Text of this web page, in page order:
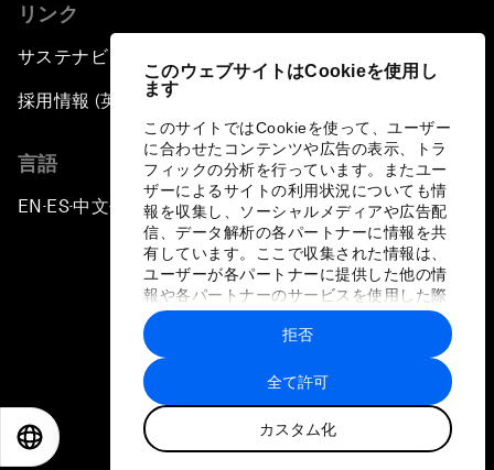
このウェブサイトはCookieを使用し
ます
このサイトではCookieを使って、ユーザー
に合わせたコンテンツや広告の表示、トラ
フィックの分析を行っています。またユー
ザーによるサイトの利用状況についても情
報を収集し、ソーシャルメディアや広告配
信、データ解析の各パートナーに情報を共
有しています。ここで収集された情報は、
ユーザーが各パートナーに提供した他の情
報や各パートナーのサービスを使用した際
に収集された情報と組み合わされ、各パー
トナーによって使用されることがありま
す。
全て許可
カスタム化
拒否
リンク
サステナビリティへの取り組み
採用情報 (英語のみ)
言語
EN ▪ES▪中文▪ 日本語
プライバシーポリシーと利用規約
サイトマップ
©
世界経済フォーラム